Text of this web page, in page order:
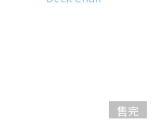
售完